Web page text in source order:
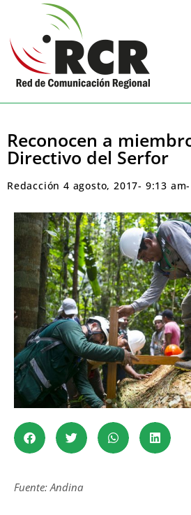
Reconocen a
Directivo del Serfor
Redacción 4 agosto, 2017- 9:13 am-
Fuente: Andina